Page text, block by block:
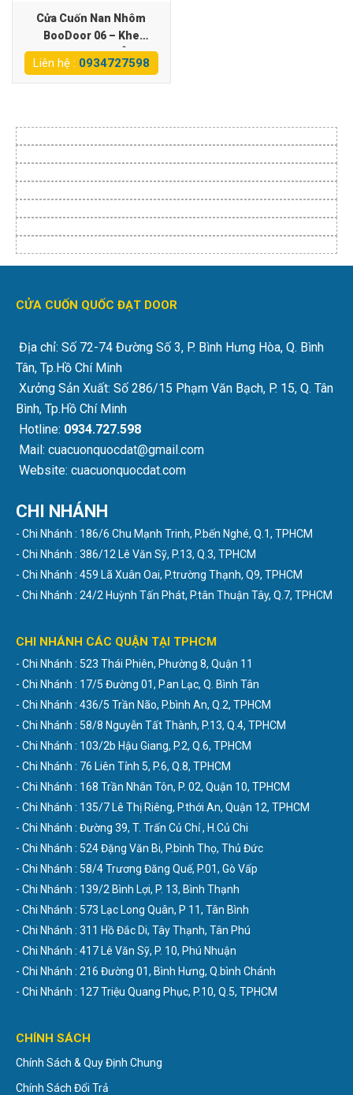
Cửa Cuốn Nan Nhôm
BooDoor 06 – Khe
Thoáng, Siêu Êm
Liên hệ : 0934727598
CỬA CUỐN QUỐC ĐẠT DOOR
Địa chỉ: Số 72-74 Đường Số 3, P. Bình Hưng Hòa, Q. Bình
Tân, Tp.Hồ Chí Minh
Xưởng Sản Xuất: Số 286/15 Phạm Văn Bạch, P. 15, Q. Tân
Bình, Tp.Hồ Chí Minh
Hotline: 0934.727.598
Mail: cuacuonquocdat@gmail.com
Website: cuacuonquocdat.com
CHI NHÁNH
- Chi Nhánh : 186/6 Chu Mạnh Trinh, P.bến Nghé, Q.1, TPHCM
- Chi Nhánh : 386/12 Lê Văn Sỹ, P.13, Q.3, TPHCM
- Chi Nhánh : 459 Lã Xuân Oai, P.trường Thạnh, Q9, TPHCM
- Chi Nhánh : 24/2 Huỳnh Tấn Phát, P.tân Thuận Tây, Q.7, TPHCM
CHI NHÁNH CÁC QUẬN TẠI TPHCM
- Chi Nhánh : 523 Thái Phiên, Phường 8, Quận 11
- Chi Nhánh : 17/5 Đường 01, P.an Lạc, Q. Bình Tân
- Chi Nhánh : 436/5 Trần Não, P.bình An, Q.2, TPHCM
- Chi Nhánh : 58/8 Nguyễn Tất Thành, P.13, Q.4, TPHCM
- Chi Nhánh : 103/2b Hậu Giang, P.2, Q.6, TPHCM
- Chi Nhánh : 76 Liên Tỉnh 5, P.6, Q.8, TPHCM
- Chi Nhánh : 168 Trần Nhân Tôn, P. 02, Quận 10, TPHCM
- Chi Nhánh : 135/7 Lê Thị Riêng, P.thới An, Quận 12, TPHCM
- Chi Nhánh : Đường 39, T. Trấn Củ Chỉ , H.Củ Chi
- Chi Nhánh : 524 Đặng Văn Bi, P.bình Thọ, Thủ Đức
- Chi Nhánh : 58/4 Trương Đăng Quế, P.01, Gò Vấp
- Chi Nhánh : 139/2 Bình Lợi, P. 13, Bình Thạnh
- Chi Nhánh : 573 Lạc Long Quân, P 11, Tân Bình
- Chi Nhánh : 311 Hồ Đắc Di, Tây Thạnh, Tân Phú
- Chi Nhánh : 417 Lê Văn Sỹ, P. 10, Phú Nhuận
- Chi Nhánh : 216 Đường 01, Bình Hưng, Q.bình Chánh
- Chi Nhánh : 127 Triệu Quang Phục, P.10, Q.5, TPHCM
CHÍNH SÁCH
Chính Sách & Quy Định Chung
Chính Sách Đổi Trả